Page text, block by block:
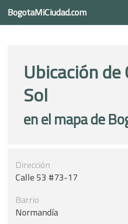
BogotaMiCiudad.com
Ubicación de
Sol
en el mapa de
Dirección
Calle 53 #73-17
Barrio
Normandía